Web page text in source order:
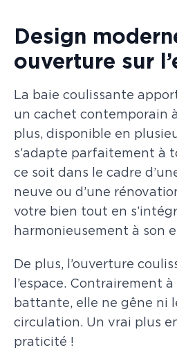
Design
ouverture sur
La baie coulissante
un cachet contemporain
plus, disponible en
s’adapte parfaitement à
ce soit dans le cadre
neuve ou d’une
votre bien tout en
harmonieusement à son
De plus, l’ouverture
l’espace. Contrairement
battante, elle ne gêne ni
circulation. Un vrai plus
praticité !